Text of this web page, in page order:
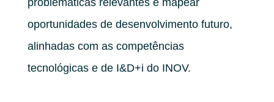
oportunidades de desenvolvimento futuro,
alinhadas com as competências
tecnológicas e de I&D+i do INOV.